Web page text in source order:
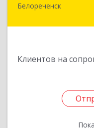
Белореченск
Клиентов на
352630,